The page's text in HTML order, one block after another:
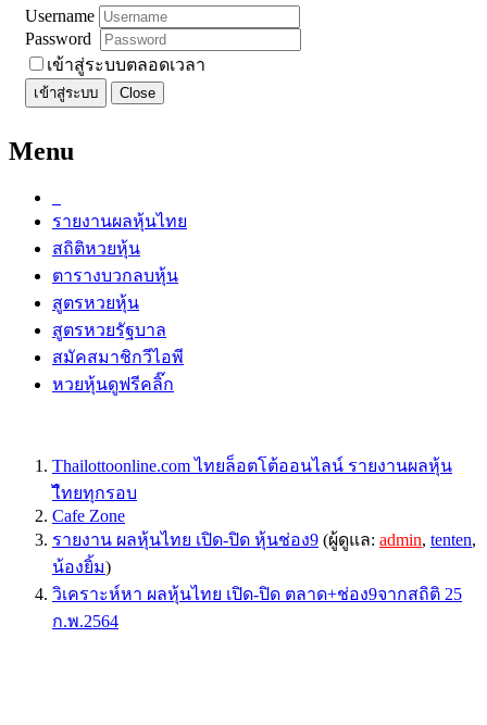
Username
Password
เข้าสู่ระบบตลอดเวลา
เข้าสู่ระบบ Close
Menu
รายงานผลหุ้นไทย
สถิติหวยหุ้น
ตารางบวกลบหุ้น
สูตรหวยหุ้น
สูตรหวยรัฐบาล
สมัคสมาชิกวีไอพี
หวยหุ้นดูฟรีคลิ๊ก
Thailottoonline.com ไทยล็อตโต้ออนไลน์ รายงานผลหุ้น
ไืทยทุกรอบ
Cafe Zone
รายงาน ผลหุ้นไทย เปิด-ปิด หุ้นช่อง9 (ผู้ดูแล: admin, tenten,
น้องยิ้ม)
วิเคราะห์หา ผลหุ้นไทย เปิด-ปิด ตลาด+ช่อง9จากสถิติ 25
ก.พ.2564